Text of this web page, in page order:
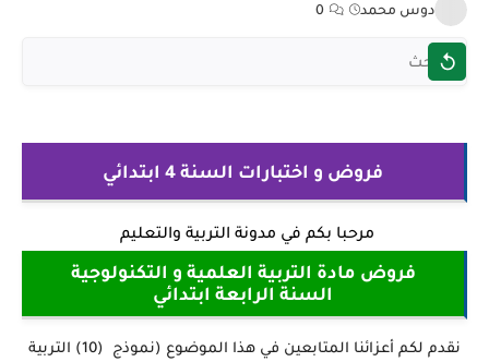
دوس محمد 0
فروض و اختبارات السنة 4 ابتدائي
مرحبا بكم في مدونة التربية والتعليم
فروض مادة التربية العلمية و التكنولوجية
السنة الرابعة ابتدائي
نقدم لكم أعزائنا المتابعين في هذا الموضوع (نموذج (10) التربية